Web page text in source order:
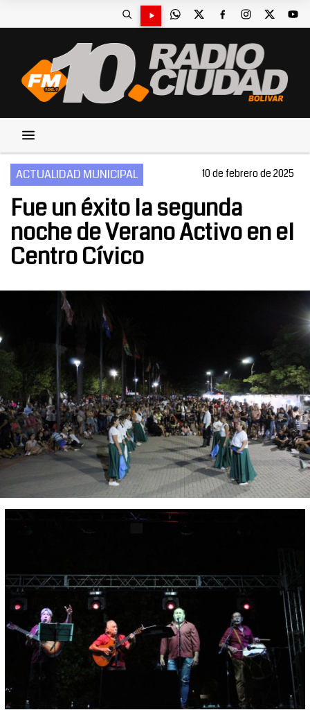
ACTUALIDAD MUNICIPAL 10 de febrero de 2025
Fue un éxito la segunda
noche de Verano Activo en el
Centro Cívico